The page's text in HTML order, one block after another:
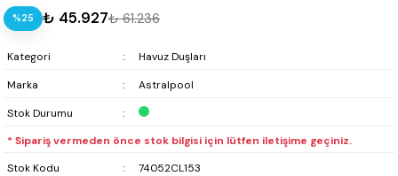
%25 ₺ 45.927₺ 61.236
Kategori
Havuz Duşları
Marka
Astralpool
Stok Durumu
* Sipariş vermeden önce stok bilgisi için lütfen iletişime geçiniz.
Stok Kodu
74052CL153